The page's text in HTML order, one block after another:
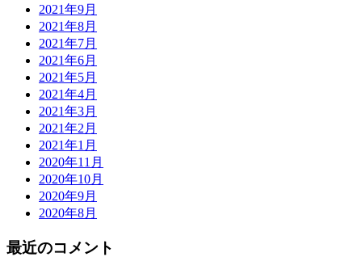
2021年9月
2021年8月
2021年7月
2021年6月
2021年5月
2021年4月
2021年3月
2021年2月
2021年1月
2020年11月
2020年10月
2020年9月
2020年8月
最近のコメント